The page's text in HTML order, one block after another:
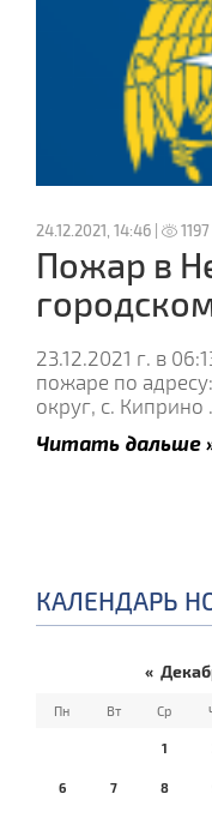
24.12.2021, 14:46 | 1197 |
Пожар в
23.12.2021 г. в
пожаре по
округ, с. Киприно
Читать дальше
КАЛЕНДАРЬ
«
Пн Вт Ср
1
6 7 8